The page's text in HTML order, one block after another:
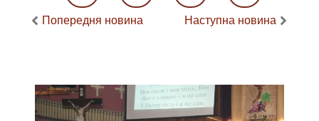
Попередня новина Наступна новина